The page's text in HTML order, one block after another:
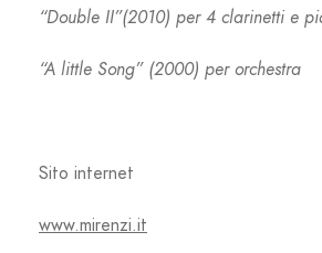
“Double II”(2010) per 4 clarinetti e
“A little Song” (2000) per orchestra
Sito internet
www.mirenzi.it